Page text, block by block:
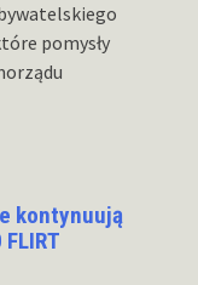
pomysły
kontynuują